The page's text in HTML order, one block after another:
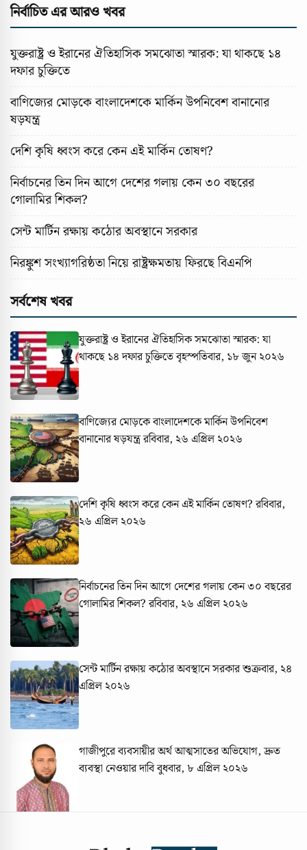
নির্বাচিত এর আরও খবর
যুক্তরাষ্ট্র ও ইরানের ঐতিহাসিক সমঝোতা স্মারক: যা থাকছে ১৪
দফার চুক্তিতে
বাণিজ্যের মোড়কে বাংলাদেশকে মার্কিন উপনিবেশ বানানোর
ষড়যন্ত্র
দেশি কৃষি ধ্বংস করে কেন এই মার্কিন তোষণ?
নির্বাচনের তিন দিন আগে দেশের গলায় কেন ৩০ বছরের
গোলামির শিকল?
সেন্ট মার্টিন রক্ষায় কঠোর অবস্থানে সরকার
নিরঙ্কুশ সংখ্যাগরিষ্ঠতা নিয়ে রাষ্ট্রক্ষমতায় ফিরছে বিএনপি
সর্বশেষ খবর
যুক্তরাষ্ট্র ও ইরানের ঐতিহাসিক সমঝোতা স্মারক: যা
থাকছে ১৪ দফার চুক্তিতেবৃহস্পতিবার, ১৮ জুন ২০২৬
বাণিজ্যের মোড়কে বাংলাদেশকে মার্কিন উপনিবেশ
বানানোর ষড়যন্ত্ররবিবার, ২৬ এপ্রিল ২০২৬
দেশি কৃষি ধ্বংস করে কেন এই মার্কিন তোষণ? রবিবার,
২৬ এপ্রিল ২০২৬
নির্বাচনের তিন দিন আগে দেশের গলায় কেন ৩০ বছরের
গোলামির শিকল? রবিবার, ২৬ এপ্রিল ২০২৬
সেন্ট মার্টিন রক্ষায় কঠোর অবস্থানে সরকারশুক্রবার, ২৪
এপ্রিল ২০২৬
গাজীপুরে ব্যবসায়ীর অর্থ আত্মসাতের অভিযোগ, দ্রুত
ব্যবস্থা নেওয়ার দাবিবুধবার, ৮ এপ্রিল ২০২৬